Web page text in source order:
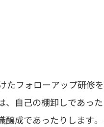
たフォローアップ研修
、自己の棚卸しであっ
醸成であったりします